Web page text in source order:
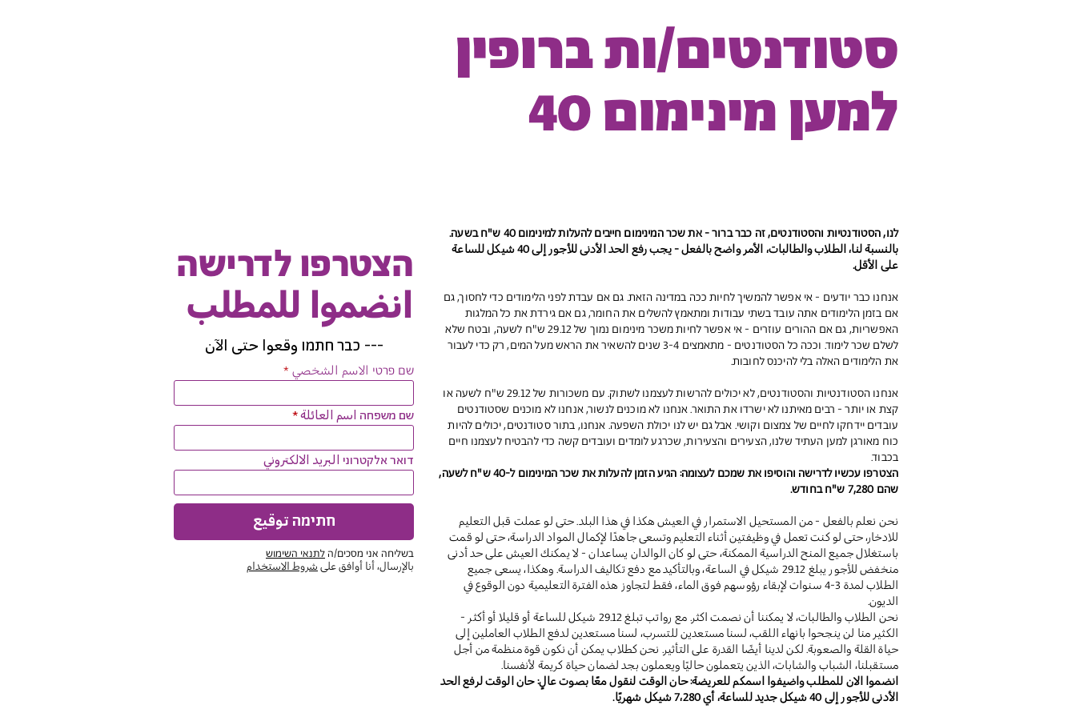
סטודנטים/ות ברופין
למען מינימום 40
לנו, הסטודנטיות והסטודנטים, זה כבר ברור - את שכר המינימום חייבים להעלות למינימום 40 ש"ח בשעה.
بالنسبة لنا، الطلاب والطالبات، الأمر واضح بالفعل - يجب رفع الحد الأدنى للأجور إلى 40 شيكل للساعة
على الأقل.
אנחנו כבר יודעים - אי אפשר להמשיך לחיות ככה במדינה הזאת. גם אם עבדת לפני הלימודים כדי לחסוך, גם
אם בזמן הלימודים אתה עובד בשתי עבודות ומתאמץ להשלים את החומר, גם אם גירדת את כל המלגות
האפשריות, גם אם ההורים עוזרים - אי אפשר לחיות משכר מינימום נמוך של 29.12 ש"ח לשעה, ובטח שלא
לשלם שכר לימוד. וככה כל הסטודנטים - מתאמצים 3-4 שנים להשאיר את הראש מעל המים, רק כדי לעבור
את הלימודים האלה בלי להיכנס לחובות.
אנחנו הסטודנטיות והסטודנטים, לא יכולים להרשות לעצמנו לשתוק. עם משכורות של 29.12 ש"ח לשעה או
קצת או יותר - רבים מאיתנו לא ישרדו את התואר. אנחנו לא מוכנים לנשור, אנחנו לא מוכנים שסטודנטים
עובדים יידחקו לחיים של צמצום וקושי. אבל גם יש לנו יכולת השפעה. אנחנו, בתור סטודנטים, יכולים להיות
כוח מאורגן למען העתיד שלנו, הצעירים והצעירות, שכרגע לומדים ועובדים קשה כדי להבטיח לעצמנו חיים
בכבוד.
הצטרפו עכשיו לדרישה והוסיפו את שמכם לעצומה: הגיע הזמן להעלות את שכר המינימום ל-40 ש"ח לשעה,
שהם 7,280 ש"ח בחודש.
نحن نعلم بالفعل - من المستحيل الاستمرار في العيش هكذا في هذا البلد. حتى لو عملت قبل التعليم
للادخار، حتى لو كنت تعمل في وظيفتين أثناء التعليم وتسعى جاهدًا لإكمال المواد الدراسة، حتى لو قمت
باستغلال جميع المنح الدراسية الممكنة، حتى لو كان الوالدان يساعدان - لا يمكنك العيش على حد أدنى
منخفض للأجور يبلغ 29.12 شيكل في الساعة، وبالتأكيد مع دفع تكاليف الدراسة. وهكذا، يسعى جميع
الطلاب لمدة 3-4 سنوات لإبقاء رؤوسهم فوق الماء، فقط لتجاوز هذه الفترة التعليمية دون الوقوع في
الديون.
نحن الطلاب والطالبات، لا يمكننا أن نصمت اكثر. مع رواتب تبلغ 29.12 شيكل للساعة أو قليلا أو أكثر -
الكثير منا لن ينجحوا بانهاء اللقب، لسنا مستعدين للتسرب، لسنا مستعدين لدفع الطلاب العاملين إلى
حياة القلة والصعوبة. لكن لدينا أيضًا القدرة على التأثير. نحن كطلاب يمكن أن نكون قوة منظمة من أجل
مستقبلنا، الشباب والشابات، الذين يتعملون حاليًا ويعملون بجد لضمان حياة كريمة لأنفسنا.
انضموا الان للمطلب واضيفوا اسمكم للعريضة: حان الوقت لنقول معًا بصوت عالٍ: حان الوقت لرفع الحد
الأدنى للأجور إلى 40 شيكل جديد للساعة، أي 7،280 شيكل شهريًا.
הצטרפו לדרישה
انضموا للمطلب
כבר חתמו وقعوا حتى الآن ---
שם פרטי الاسم الشخصي
שם משפחה اسم العائلة
דואר אלקטרוני البريد الالكتروني
חתימה توقيع
בשליחה אני מסכים/הלתנאי השימוש
بالإرسال، أنا أوافق على شروط الاستخدام